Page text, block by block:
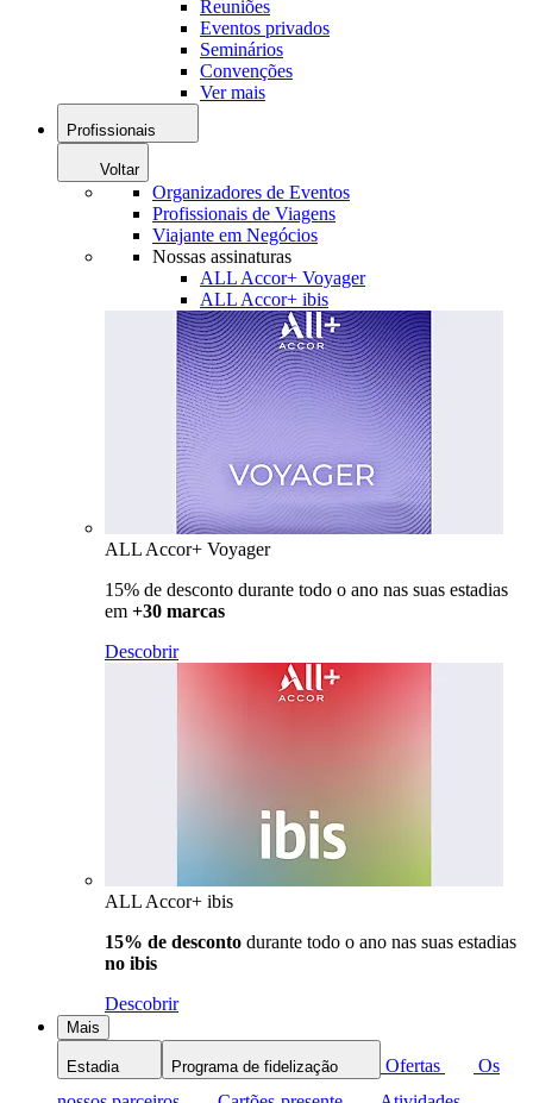
Reuniões
Eventos privados
Seminários
Convenções
Ver mais
Profissionais
Voltar
Organizadores de Eventos
Profissionais de Viagens
Viajante em Negócios
Nossas assinaturas
ALL Accor+ Voyager
ALL Accor+ ibis
ALL Accor+ Voyager
15% de desconto durante todo o ano nas suas estadias
em +30 marcas
Descobrir
ALL Accor+ ibis
15% de desconto durante todo o ano nas suas estadias
no ibis
Descobrir
Mais
Estadia Programa de fidelização Ofertas
Os